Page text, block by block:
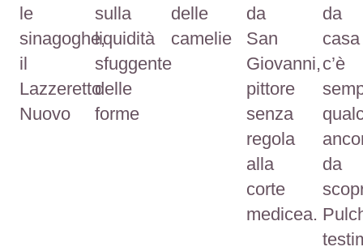
le
sinagoghe,
il
Lazzeretto
Nuovo
sulla
liquidità
sfuggente
delle
forme
delle
camelie
da
San
Giovanni,
pittore
senza
regola
alla
corte
medicea.
da
casa
c’è
da